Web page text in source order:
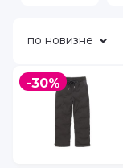
по новизне
-30%